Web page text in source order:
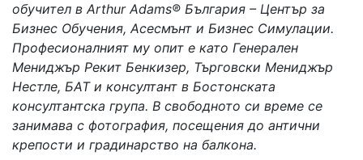
обучител в Arthur Adams® България – Център за
Бизнес Обучения, Асесмънт и Бизнес Симулации.
Професионалният му опит е като Генерален
Мениджър Рекит Бенкизер, Търговски Мениджър
Нестле, БАТ и консултант в Бостонската
консултантска група. В свободното си време се
занимава с фотография, посещения до антични
крепости и градинарство на балкона.